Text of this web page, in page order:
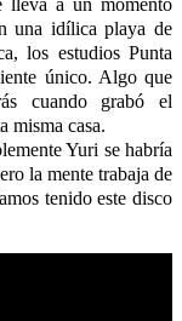
una idílica playa de
los estudios Punta
único. Algo que
cuando grabó el
misma casa.
Yuri se habría
la mente trabaja de
tenido este disco